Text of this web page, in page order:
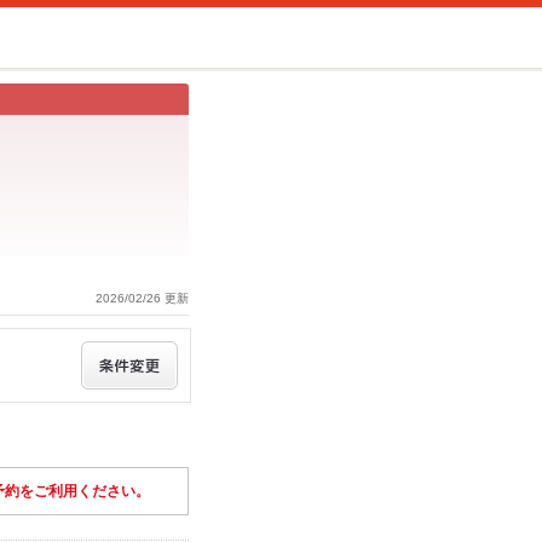
2026/02/26 更新
をご利用ください。